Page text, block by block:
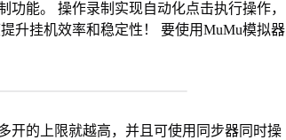
能。 操作录制实现自动化点击执行操作，
升挂机效率和稳定性！ 要使用MuMu模拟器
开的上限就越高，并且可使用同步器同时操